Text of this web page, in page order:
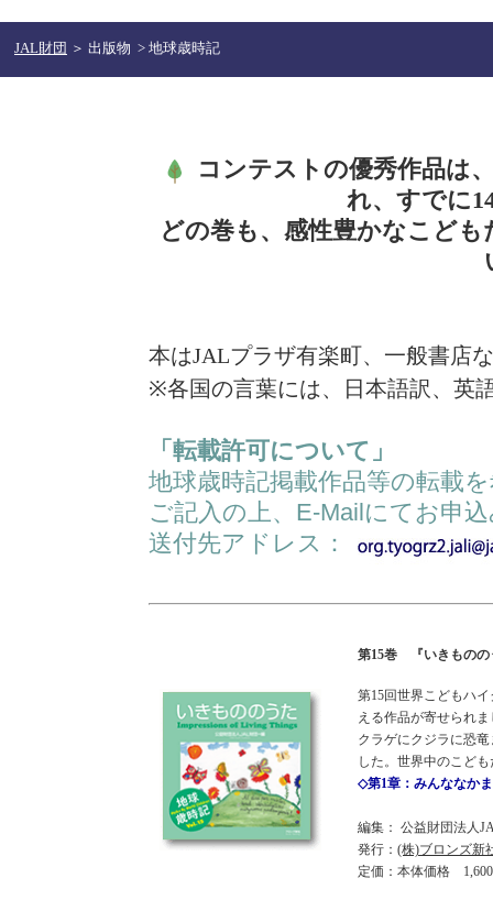
JAL財団 ＞ 出版物 > 地球歳時記
コンテストの優秀作品は
れ、すでに
どの巻も、感性豊かなこど
本はJALプラザ有楽町、一般書店
※各国の言葉には、日本語訳、英
「転載許可について」
地球歳時記掲載作品等の転載
ご記入の上、E-Mailにてお申
送付先アドレス：
第15巻 『いきもの
第15回世界こどもハイ
える作品が寄せられ
クラゲにクジラに恐
した。世界中のこど
◇第1章：みんななか
編集： 公益財団法人
発行： (株)ブロンズ新
定価：本体価格